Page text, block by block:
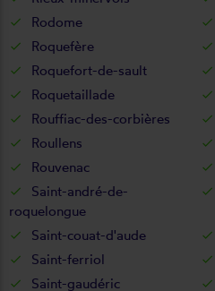
Rodome
Roquefère
Roquefort-de-sault
Roquetaillade
Rouffiac-des-corbières
Roullens
Rouvenac
Saint-andré-de-
roquelongue
Saint-couat-d'aude
Saint-ferriol
Saint-gaudéric